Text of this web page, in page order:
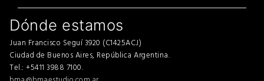
Dónde estamos
Juan Francisco Seguí 3920 (C1425ACJ)
Ciudad de Buenos Aires, República Argentina.
Tel.: +5411 3988 7100.